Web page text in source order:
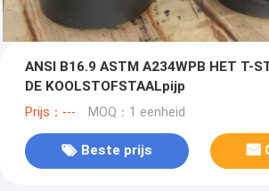
ANSI B16.9 ASTM A234WPB HET T-
DE KOOLSTOFSTAALpijp
Prijs：--- MOQ：1 eenheid
Beste prijs